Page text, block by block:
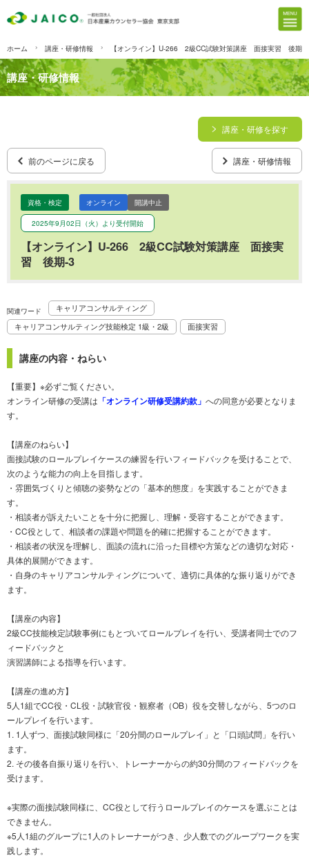
ホーム 講座・研修情報 【オンライン】U-266 2級CC試験対策講座 面接実習 後期-3
講座・研修情報
前のページに戻る 講座・研修情報
講座・研修を探す
資格・検定 オンライン 開講中止
2025年9月02日（火）より受付開始
【オンライン】U-266 2級CC試験対策講座 面接実
習 後期-3
関連ワード
キャリアコンサルティング
キャリアコンサルティング技能検定 1級・2級
面接実習
講座の内容・ねらい
【重要】※必ずご覧ください。
オンライン研修の受講は 「オンライン研修受講約款」 への同意が必要となりま
す。
【講座のねらい】
面接試験のロールプレイケースの練習を行いフィードバックを受けることで、
次のような能力の向上を目指します。
・雰囲気づくりと傾聴の姿勢などの「基本的態度」を実践することができま
す。
・相談者が訴えたいことを十分に把握し、理解・受容することができます。
・CC役として、相談者の課題や問題を的確に把握することができます。
・相談者の状況を理解し、面談の流れに沿った目標や方策などの適切な対応・
具体的展開ができます。
・自身のキャリアコンサルティングについて、適切に具体的な振り返りができ
ます。
【講座の内容】
2級CC技能検定試験事例にもとづいてロールプレイを行い、受講者同士でのフ
ィードバックと
演習講師による指導を行います。
【講座の進め方】
5人1組でCC役・CL役・試験官役・観察者（OB）役を交替しながら、5つのロ
ールプレイを行います。
1. 1人ずつ、面接試験同様に「20分間のロールプレイ」と「口頭試問」を行い
ます。
2. その後各自振り返りを行い、トレーナーからの約30分間のフィードバックを
受けます。
※実際の面接試験同様に、CC役として行うロールプレイのケースを選ぶことは
できません。
※5人1組のグループに1人のトレーナーがつき、少人数でのグループワークを実
践します。